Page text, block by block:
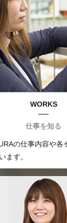
WORKS
仕事を知る
の仕事内容や各
ます。